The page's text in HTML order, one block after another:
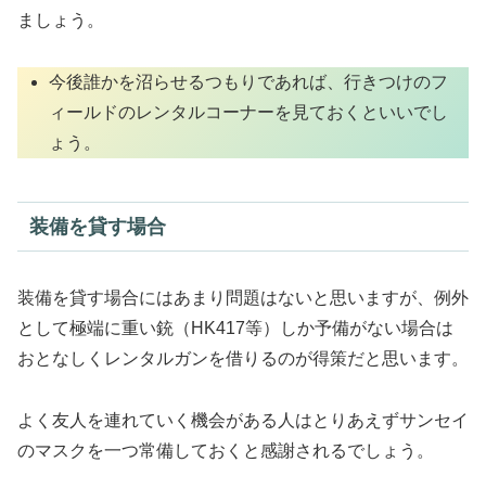
ましょう。
今後誰かを沼らせるつもりであれば、行きつけのフ
ィールドのレンタルコーナーを見ておくといいでし
ょう。
装備を貸す場合
装備を貸す場合にはあまり問題はないと思いますが、例外
として極端に重い銃（HK417等）しか予備がない場合は
おとなしくレンタルガンを借りるのが得策だと思います。
よく友人を連れていく機会がある人はとりあえずサンセイ
のマスクを一つ常備しておくと感謝されるでしょう。